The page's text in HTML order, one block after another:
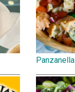
Panzanella